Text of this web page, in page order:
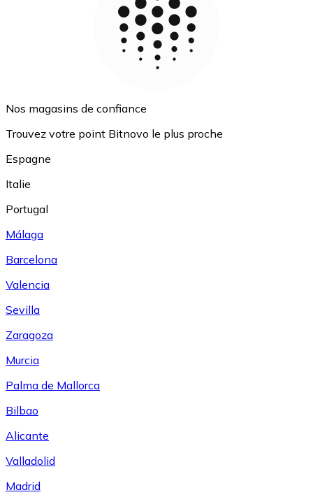
Nos magasins de confiance
Trouvez votre point Bitnovo le plus proche
Espagne
Italie
Portugal
Málaga
Barcelona
Valencia
Sevilla
Zaragoza
Murcia
Palma de Mallorca
Bilbao
Alicante
Valladolid
Madrid